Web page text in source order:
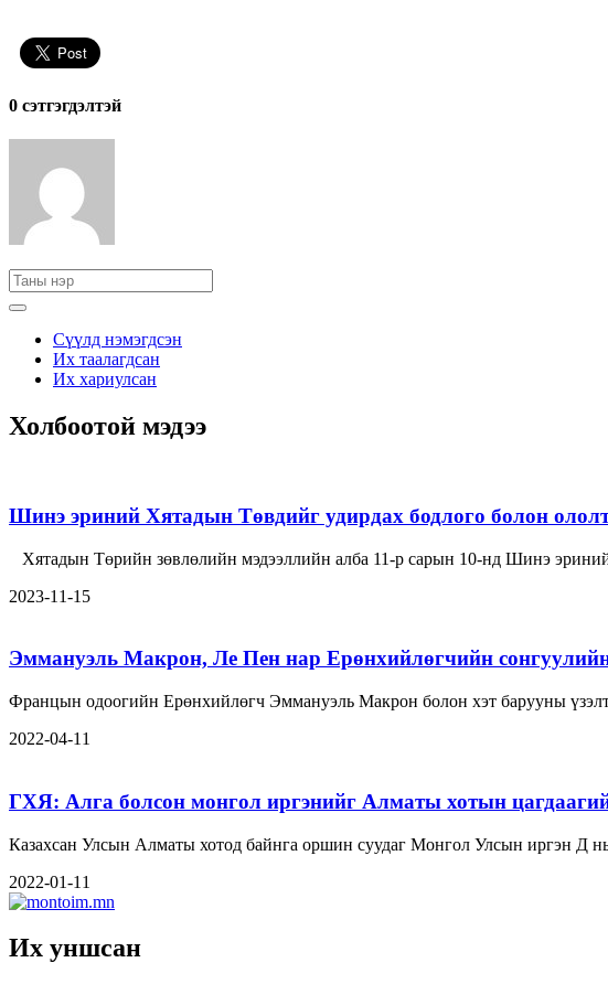
0 cэтгэгдэлтэй
Сүүлд нэмэгдсэн
Их таалагдсан
Их хариулсан
Холбоотой мэдээ
Шинэ эриний Хятадын Төвдийг удирдах бодлого болон
Хятадын Төрийн зөвлөлийн мэдээллийн алба 11-р сарын 10-нд Шинэ
2023-11-15
Эммануэль Макрон, Ле Пен нар Ерөнхийлөгчийн
Францын одоогийн Ерөнхийлөгч Эммануэль Макрон болон хэт барууны
2022-04-11
ГХЯ: Алга болсон монгол иргэнийг Алматы хотын
Казахсан Улсын Алматы хотод байнга оршин суудаг Монгол Улсын иргэн Д
2022-01-11
Их уншсан